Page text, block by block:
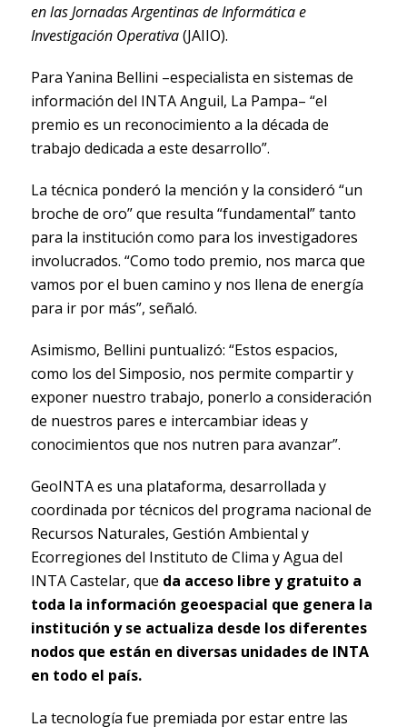
en las Jornadas Argentinas de Informática e
Investigación Operativa(JAIIO).
Para Yanina Bellini –especialista en sistemas de
información del INTA Anguil, La Pampa– “el
premio es un reconocimiento a la década de
trabajo dedicada a este desarrollo”.
La técnica ponderó la mención y la consideró “un
broche de oro” que resulta “fundamental” tanto
para la institución como para los investigadores
involucrados. “Como todo premio, nos marca que
vamos por el buen camino y nos llena de energía
para ir por más”, señaló.
Asimismo, Bellini puntualizó: “Estos espacios,
como los del Simposio, nos permite compartir y
exponer nuestro trabajo, ponerlo a consideración
de nuestros pares e intercambiar ideas y
conocimientos que nos nutren para avanzar”.
GeoINTA es una plataforma, desarrollada y
coordinada por técnicos del programa nacional de
Recursos Naturales, Gestión Ambiental y
Ecorregiones del Instituto de Clima y Agua del
INTA Castelar, que da acceso libre y gratuito a
toda la información geoespacial que genera la
institución y se actualiza desde los diferentes
nodos que están en diversas unidades de INTA
en todo el país.
La tecnología fue premiada por estar entre las